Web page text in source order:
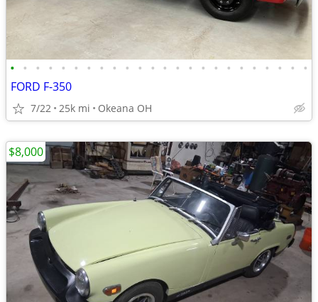
• • • • • • • • • • • • • • • • • • • • • • • •
FORD F-350
7/22 25k mi Okeana OH
$8,000